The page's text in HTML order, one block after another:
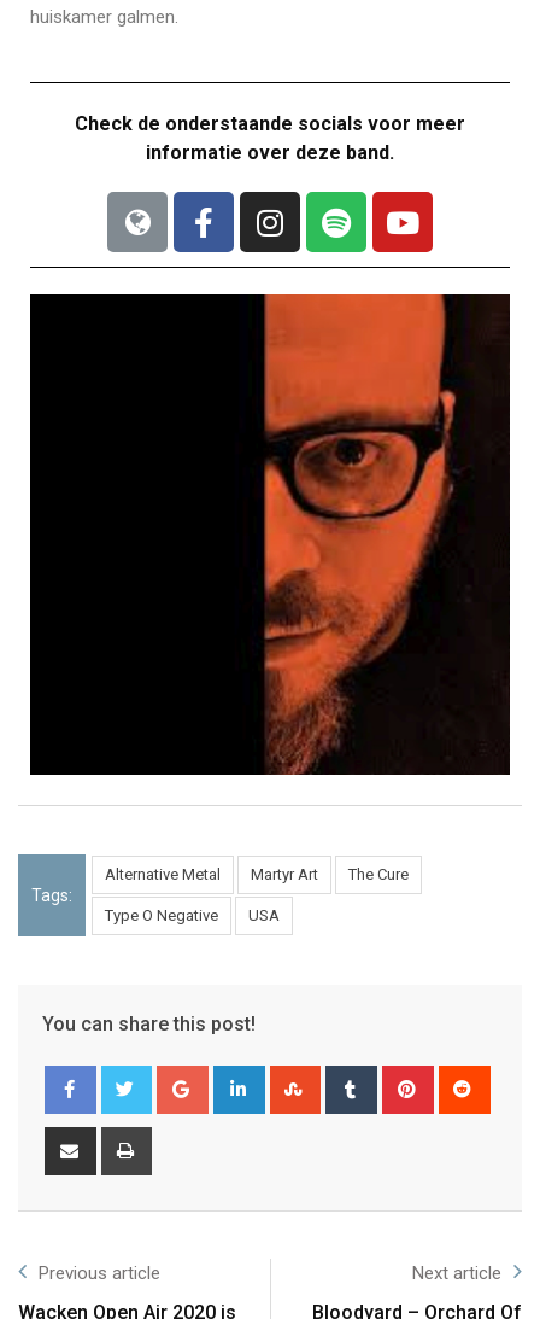
huiskamer galmen.
Check de onderstaande socials voor meer
informatie over deze band.
Tags:
Alternative Metal Martyr Art The Cure
Type O Negative USA
You can share this post!
Previous article
Wacken Open Air 2020 is
Next article
Bloodyard – Orchard Of